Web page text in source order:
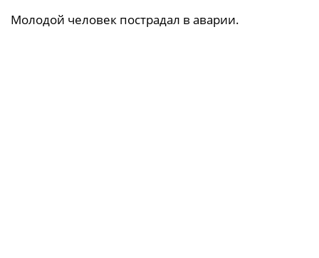
Молодой человек пострадал в аварии.